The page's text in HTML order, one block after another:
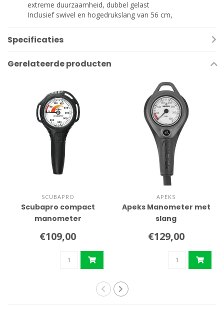
extreme duurzaamheid, dubbel gelast
Inclusief swivel en hogedrukslang van 56 cm,
Specificaties
Gerelateerde producten
SCUBAPRO
Scubapro compact
manometer
€109,00
APEKS
Apeks Manometer met
slang
€129,00